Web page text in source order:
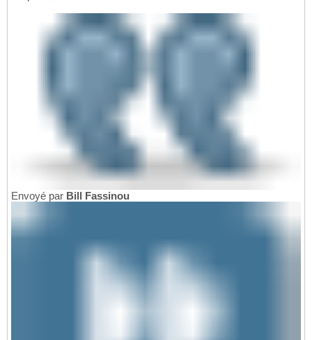
Envoyé par Bill Fassinou